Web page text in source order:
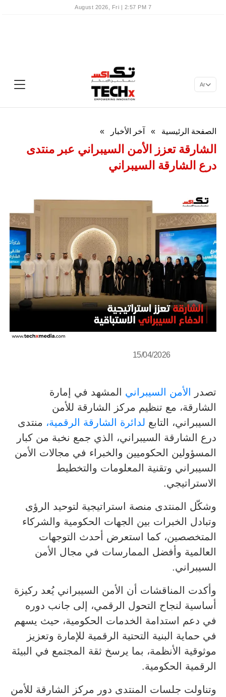
7 August 2026, Fri | 2:57 PM
Ar
الصفحة الرئيسية » آخر الأخبار »
الشارقة تعزز الأمن السيبراني عبر منتدى
درع الشارقة السيبراني
15/04/2026
تصدر الأمن السيبراني المشهد في إمارة
الشارقة، مع تنظيم مركز الشارقة للأمن
السيبراني، التابع لدائرة الشارقة الرقمية، منتدى
درع الشارقة السيبراني، الذي جمع نخبة من كبار
المسؤولين الحكوميين والخبراء في مجالات الأمن
السيبراني وتقنية المعلومات والتخطيط
الاستراتيجي.
وشكّل المنتدى منصة استراتيجية لتوحيد الرؤى
وتبادل الخبرات بين الجهات الحكومية والشركاء
المتخصصين، كما استعرض أحدث التوجهات
العالمية وأفضل الممارسات في مجال الأمن
السيبراني.
وأكدت المناقشات أن الأمن السيبراني يُعد ركيزة
أساسية لنجاح التحول الرقمي، إلى جانب دوره
في دعم استدامة الخدمات الحكومية، حيث يسهم
في حماية البنية التحتية الرقمية للإمارة وتعزيز
موثوقية الأنظمة، بما يرسخ ثقة المجتمع في البيئة
الرقمية الحكومية.
وتناولت جلسات المنتدى دور مركز الشارقة للأمن